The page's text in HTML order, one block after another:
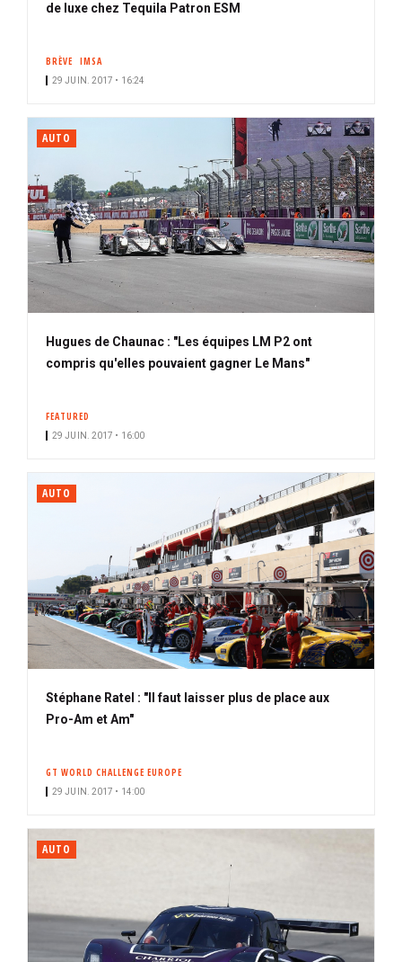
de luxe chez Tequila Patron ESM
BRÈVE IMSA
29 JUIN. 2017 • 16:24
AUTO
Hugues de Chaunac : "Les équipes LM P2 ont
compris qu'elles pouvaient gagner Le Mans"
FEATURED
29 JUIN. 2017 • 16:00
AUTO
Stéphane Ratel : "Il faut laisser plus de place aux
Pro-Am et Am"
GT WORLD CHALLENGE EUROPE
29 JUIN. 2017 • 14:00
AUTO